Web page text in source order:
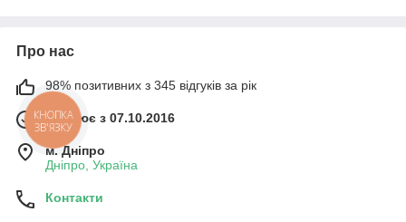
і міцній конструкції.
Екологічність— натуральне дерево безпечне для
здоров'я
Міцність
роками
Комфорт
підтримку під час сну
Про нас
98% позитивних з 345 відгуків за рік
Працює з 07.10.2016
м. Дніпро
Дніпро, Україна
Контакти
КНОПКА
ЗВ'ЯЗКУ